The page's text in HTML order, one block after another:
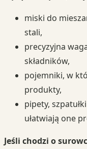
miski do
stali,
precyzyjna
składników,
pojemniki, w
produkty,
pipety,
ułatwiają one
Jeśli chodzi o